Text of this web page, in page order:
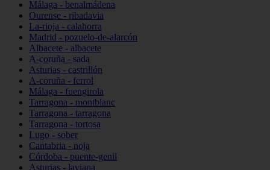
Málaga - benalmádena
Ourense - ribadavia
La-rioja - calahorra
Madrid - pozuelo-de-alarcón
Albacete - albacete
A-coruña - sada
Asturias - castrillón
A-coruña - ferrol
Málaga - fuengirola
Tarragona - montblanc
Tarragona - tarragona
Tarragona - tortosa
Lugo - sober
Cantabria - noja
Córdoba - puente-genil
Asturias - laviana